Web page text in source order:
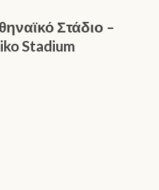
Στάδιο –
Stadium